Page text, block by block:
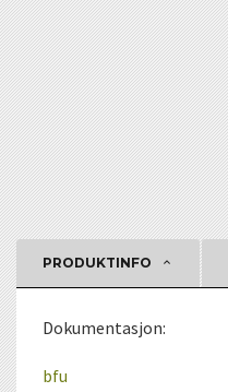
PRODUKTINFO
Dokumentasjon:
bfu